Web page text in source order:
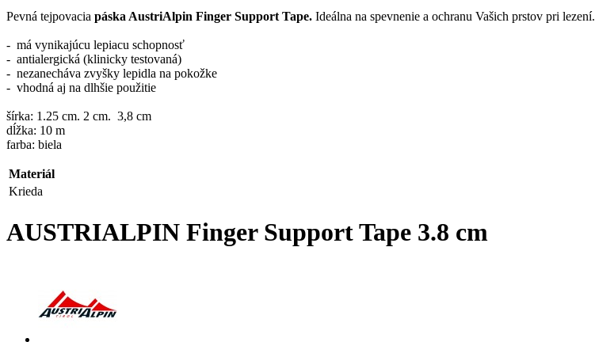
Pevná tejpovacia páska AustriAlpin Finger Support Tape. Ideálna na spevnenie a ochranu Vašich prstov pri lezení.
- má vynikajúcu lepiacu schopnosť
- antialergická (klinicky testovaná)
- nezanecháva zvyšky lepidla na pokožke
- vhodná aj na dlhšie použitie
šírka: 1.25 cm. 2 cm. 3,8 cm
dĺžka: 10 m
farba: biela
Materiál
Krieda
AUSTRIALPIN Finger Support Tape 3.8 cm